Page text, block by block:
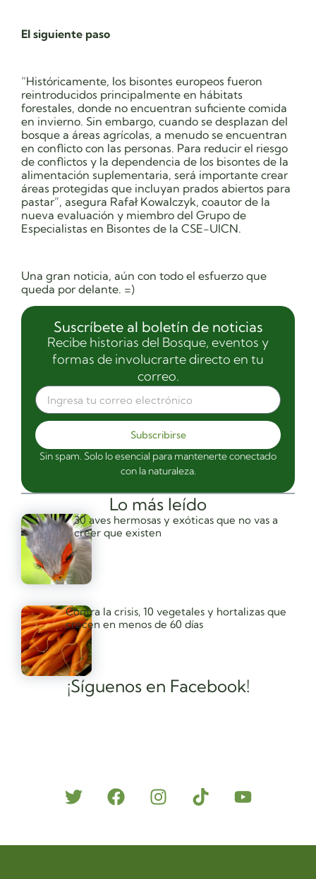
El siguiente paso
“Históricamente, los bisontes europeos fueron
reintroducidos principalmente en hábitats
forestales, donde no encuentran suficiente comida
en invierno. Sin embargo, cuando se desplazan del
bosque a áreas agrícolas, a menudo se encuentran
en conflicto con las personas. Para reducir el riesgo
de conflictos y la dependencia de los bisontes de la
alimentación suplementaria, será importante crear
áreas protegidas que incluyan prados abiertos para
pastar”, asegura Rafał Kowalczyk, coautor de la
nueva evaluación y miembro del Grupo de
Especialistas en Bisontes de la CSE-UICN.
Una gran noticia, aún con todo el esfuerzo que
queda por delante. =)
¡Síguenos en Facebook!
Lo más leído
30 aves hermosas y exóticas que no vas a
creer que existen
Contra la crisis, 10 vegetales y hortalizas que
crecen en menos de 60 días
Suscríbete al boletín de noticias
Recibe historias del Bosque, eventos y
formas de involucrarte directo en tu
correo.
Subscribirse
Sin spam. Solo lo esencial para mantenerte conectado
con la naturaleza.